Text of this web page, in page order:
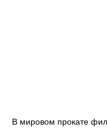
В мировом прокате